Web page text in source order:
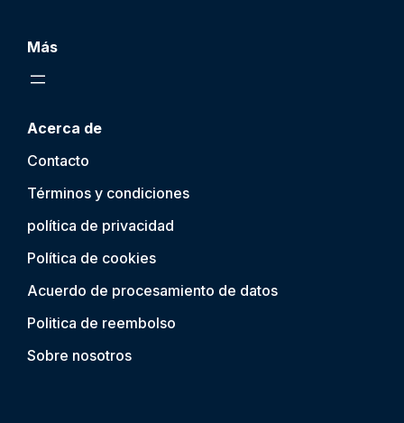
Más
Acerca de
Contacto
Términos y condiciones
política de privacidad
Política de cookies
Acuerdo de procesamiento de datos
Politica de reembolso
Sobre nosotros